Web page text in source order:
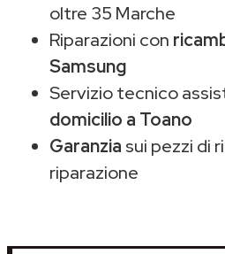
oltre 35 Marche
Riparazioni con
Samsung
Servizio tecnico
domicilio a Toano
Garanzia sui pezzi di
riparazione